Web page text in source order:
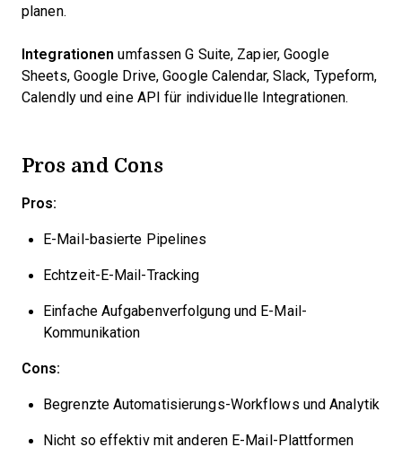
planen.
Integrationenumfassen G Suite, Zapier, Google
Sheets, Google Drive, Google Calendar, Slack, Typeform,
Calendly und eine API für individuelle Integrationen.
Pros and Cons
Pros:
E-Mail-basierte Pipelines
Echtzeit-E-Mail-Tracking
Einfache Aufgabenverfolgung und E-Mail-
Kommunikation
Cons:
Begrenzte Automatisierungs-Workflows und Analytik
Nicht so effektiv mit anderen E-Mail-Plattformen